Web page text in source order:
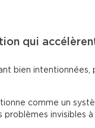
qui
bien
comme un
problèmes invisibles